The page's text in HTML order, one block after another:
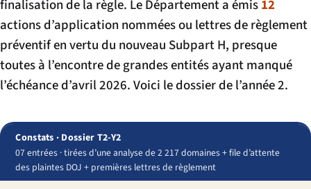
finalisation de la règle. Le Département a émis12
actions d’application nommées ou lettres de règlement
préventif en vertu du nouveau Subpart H, presque
toutes à l’encontre de grandes entités ayant manqué
l’échéance d’avril 2026. Voici le dossier de l’année 2.
Constats · Dossier T2-Y2
07 entrées · tirées d’une analyse de 2 217 domaines + file d’attente
des plaintes DOJ + premières lettres de règlement